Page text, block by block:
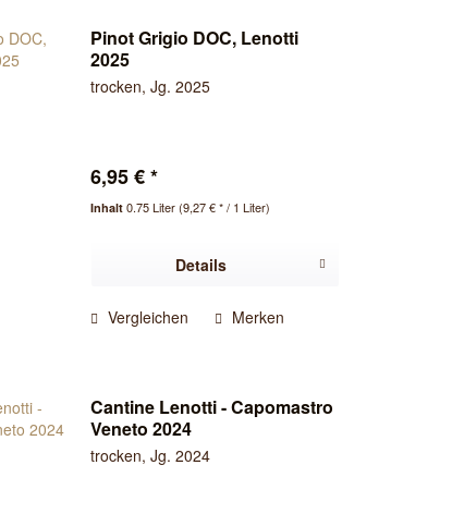
Pinot Grigio DOC, Lenotti
2025
trocken, Jg. 2025
6,95 € *
Inhalt0.75 Liter(9,27 € * / 1 Liter)
Details
Vergleichen Merken
Cantine Lenotti - Capomastro
Veneto 2024
trocken, Jg. 2024